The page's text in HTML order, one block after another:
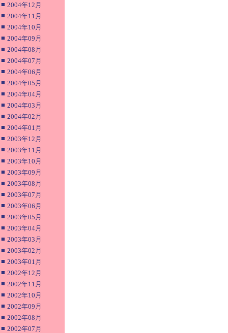
■ 2004年12月
■ 2004年11月
■ 2004年10月
■ 2004年09月
■ 2004年08月
■ 2004年07月
■ 2004年06月
■ 2004年05月
■ 2004年04月
■ 2004年03月
■ 2004年02月
■ 2004年01月
■ 2003年12月
■ 2003年11月
■ 2003年10月
■ 2003年09月
■ 2003年08月
■ 2003年07月
■ 2003年06月
■ 2003年05月
■ 2003年04月
■ 2003年03月
■ 2003年02月
■ 2003年01月
■ 2002年12月
■ 2002年11月
■ 2002年10月
■ 2002年09月
■ 2002年08月
■ 2002年07月